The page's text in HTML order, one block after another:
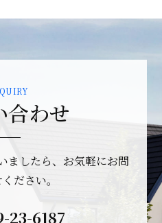
合わせ
ましたら、お気軽にお問
ださい。
23-6187